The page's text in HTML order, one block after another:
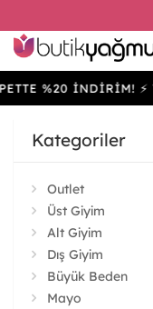
İNDİRİM! ⚡ TÜM
Kategoriler
Outlet
Üst Giyim
Alt Giyim
Dış Giyim
Büyük Beden
Mayo